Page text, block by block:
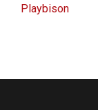
Playbison